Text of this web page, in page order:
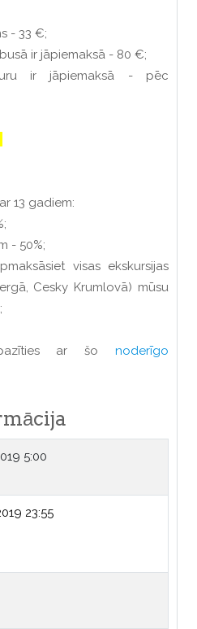
- 33 €;
ir jāpiemaksā - 80 €;
ir jāpiemaksā - pēc
13 gadiem:
- 50%;
visas ekskursijas
Cesky Krumlovā) mūsu
ar šo noderīgo
5:00
23:55